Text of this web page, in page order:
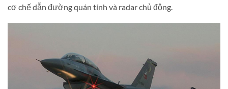
cơ chế dẫn đường quán tính và radar chủ động.